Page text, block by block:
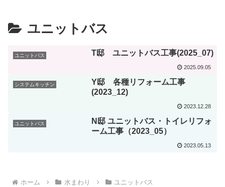
ユニットバス
ユニットバス T邸 ユニットバス工事(2025_07)
2025.09.05
システムキッチン
Y邸 各種リフォーム工事
(2023_12)
2023.12.28
ユニットバス
N邸 ユニットバス・トイレリフォ
ーム工事（2023_05）
2023.05.13
ホーム 水まわり ユニットバス